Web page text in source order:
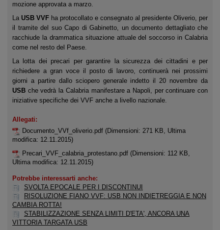
mozione approvata a marzo.
La USB VVF ha protocollato e consegnato al presidente Oliverio, per
il tramite del suo Capo di Gabinetto, un documento dettagliato che
racchiude la drammatica situazione attuale del soccorso in Calabria
come nel resto del Paese.
La lotta dei precari per garantire la sicurezza dei cittadini e per
richiedere a gran voce il posto di lavoro, continuerà nei prossimi
giorni a partire dallo sciopero generale indetto il 20 novembre da
USB che vedrà la Calabria manifestare a Napoli, per continuare con
iniziative specifiche dei VVF anche a livello nazionale.
Allegati:
Documento_VVf_oliverio.pdf (Dimensioni: 271 KB, Ultima
modifica: 12.11.2015)
Precari_VVF_calabria_protestano.pdf (Dimensioni: 112 KB,
Ultima modifica: 12.11.2015)
Potrebbe interessarti anche:
SVOLTA EPOCALE PER I DISCONTINUI
RISOLUZIONE FIANO VVF: USB NON INDIETREGGIA E NON
CAMBIA ROTTA!
STABILIZZAZIONE SENZA LIMITI D'ETA', ANCORA UNA
VITTORIA TARGATA USB